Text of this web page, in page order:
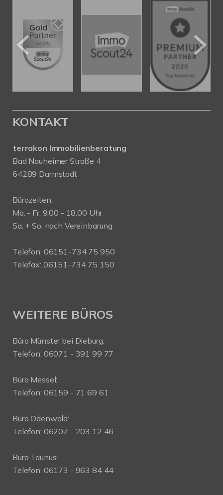
KONTAKT
terrakon Immobilienberatung
Bad Nauheimer Straße 4
64289 Darmstadt
Bürozeiten:
Mo. - Fr. 9.00 - 18.00 Uhr
Sa. + So. nach Vereinbarung
Telefon: 06151-734 75 950
Telefax: 06151-734 75 150
WEITERE BÜROS
Büro Münster bei Dieburg:
Telefon: 06071 - 391 99 77
Büro Messel:
Telefon: 06159 - 71 69 61
Büro Odenwald:
Telefon: 06207 - 203 12 46
Büro Taunus:
Telefon: 06173 - 963 84 44